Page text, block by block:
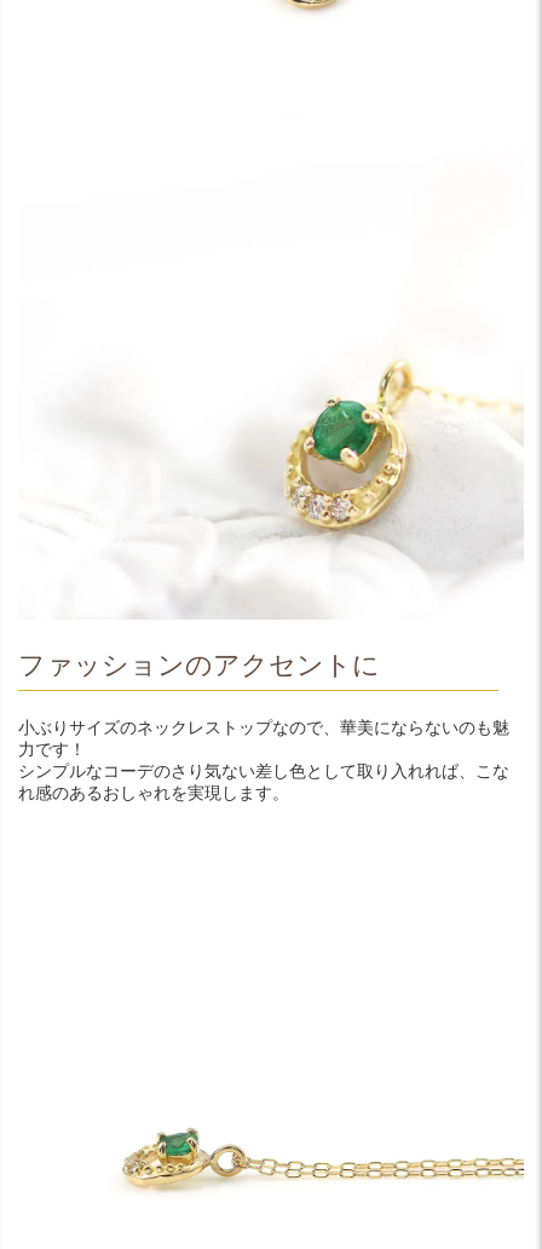
ファッションのアクセントに
小ぶりサイズのネックレストップなので、華美にならないのも魅
力です！
シンプルなコーデのさり気ない差し色として取り入れれば、こな
れ感のあるおしゃれを実現します。